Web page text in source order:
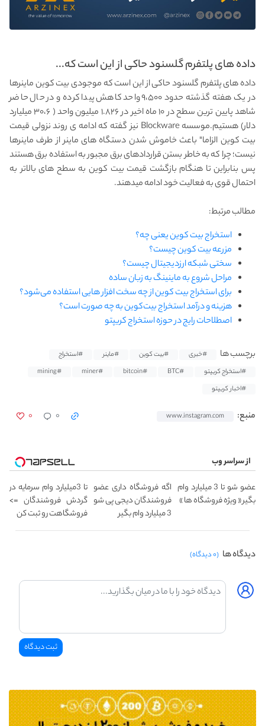
داده های پلتفرم گلسنود حاکی از این است که...
داده های پلتفرم گلسنود حاکی از این است که موجودی بیت کوین ماینرها
در یک هفته گذشته حدود ۹،۵۰۰ واحد کاهش پیدا کرده و در حال حاضر
شاهد پایین ترین سطح در ۱۰ ماه اخیر در ۱.۸۲۶ میلیون واحد ( ۳۰،۶ میلیارد
دلار) هستیم.موسسه Blockware نیز گفته که ادامه ی روند نزولی قیمت
بیت کوین الزاما" باعث خاموش شدن دستگاه های ماینر از طرف ماینرها
نیست؛ چرا که به خاطر بستن قراردادهای برق مجبور به استفاده برق هستند
پس بنابراین تا هنگام بازگشت قیمت بیت کوین به سطح های بالاتر به
احتمال قوی به فعالیت خود ادامه میدهند.
مطالب مرتبط:
استخراج بیت کوین یعنی چه؟
مزرعه بیت کوین چیست؟
سختی شبکه ارزدیجیتال چیست؟
مراحل شروع به ماینینگ به زبان ساده
برای استخراج بیت کوین از چه سخت افزار هایی استفاده می‌شود؟
هزینه و درآمد استخراج بیت‌کوین به چه صورت است؟
اصطلاحات رایج در حوزه استخراج کریپتو
برچسب ها #خبری #بیت کوین #ماینر
#استخراج
#استخراج کریپتو
#BTC
#bitcoin
#miner
#mining
#اخبار کریپتو
منبع: www.instagram.com ۰ ۰
از سراسر وب
عضو شو تا 3 میلیارد وام
بگیر « ویژه فروشگاه ها »
اگه فروشگاه داری عضو
فروشندگان دیجی پی شو
3 میلیارد وام بگیر
تا 3میلیارد وام سرمایه در
گردش فروشندگان =>
فروشگاهت رو ثبت کن
دیدگاه ها (۰ دیدگاه)